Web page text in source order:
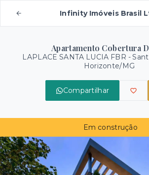
Infinity Imóveis Brasil
Apartamento Cobertura
LAPLACE SANTA LUCIA FBR -
Horizonte/MG
Compartilhar
Em construção